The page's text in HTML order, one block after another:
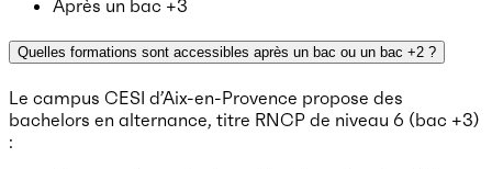
Après un bac +3
Quelles formations sont accessibles après un bac ou un bac +2 ?
Le campus CESI d’Aix-en-Provence propose des
bachelors en alternance, titre RNCP de niveau 6 (bac +3)
: